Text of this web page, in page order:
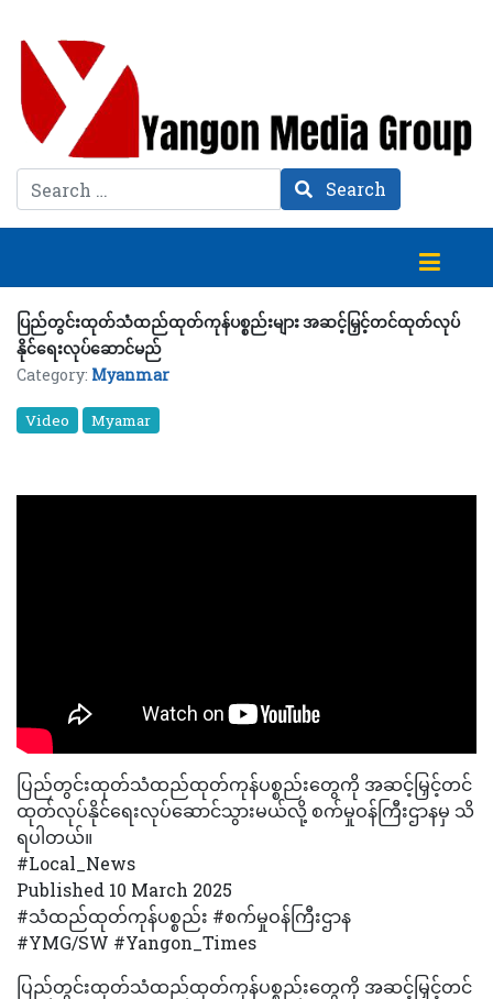
Search Search
ပြည်တွင်းထုတ်သံထည်ထုတ်ကုန်ပစ္စည်းများ အဆင့်မြှင့်တင်ထုတ်လုပ်
နိုင်ရေးလုပ်ဆောင်မည်
Category: Myanmar
Video Myamar
ပြည်တွင်းထုတ်သံထည်ထုတ်ကုန်ပစ္စည်းတွေကို အဆင့်မြှင့်တင်
ထုတ်လုပ်နိုင်ရေးလုပ်ဆောင်သွားမယ်လို့ စက်မှုဝန်ကြီးဌာနမှ သိ
ရပါတယ်။
#Local_News
Published 10 March 2025
#သံထည်ထုတ်ကုန်ပစ္စည်း #စက်မှုဝန်ကြီးဌာန
#YMG/SW #Yangon_Times
ပြည်တွင်းထုတ်သံထည်ထုတ်ကုန်ပစ္စည်းတွေကို အဆင့်မြှင့်တင်